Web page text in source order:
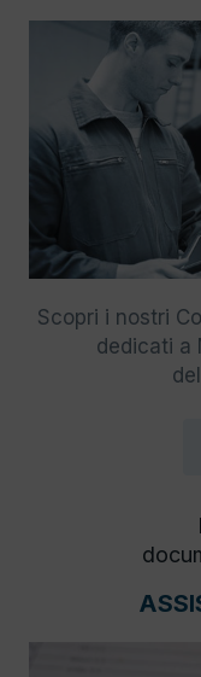
Scopri i nostri
dedicati a